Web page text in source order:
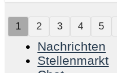
1 2 3 4 5
Nachrichten
Stellenmarkt